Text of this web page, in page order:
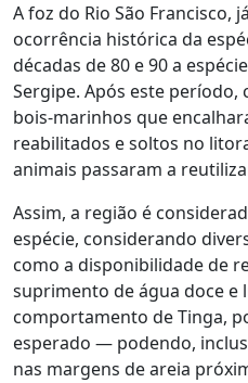
A foz do Rio São Francisco,
ocorrência histórica da
décadas de 80 e 90 a
Sergipe. Após este período,
bois-marinhos que
reabilitados e soltos no
animais passaram a
Assim, a região é
espécie, considerando
como a disponibilidade de
suprimento de água doce e
comportamento de Tinga,
esperado — podendo,
nas margens de areia